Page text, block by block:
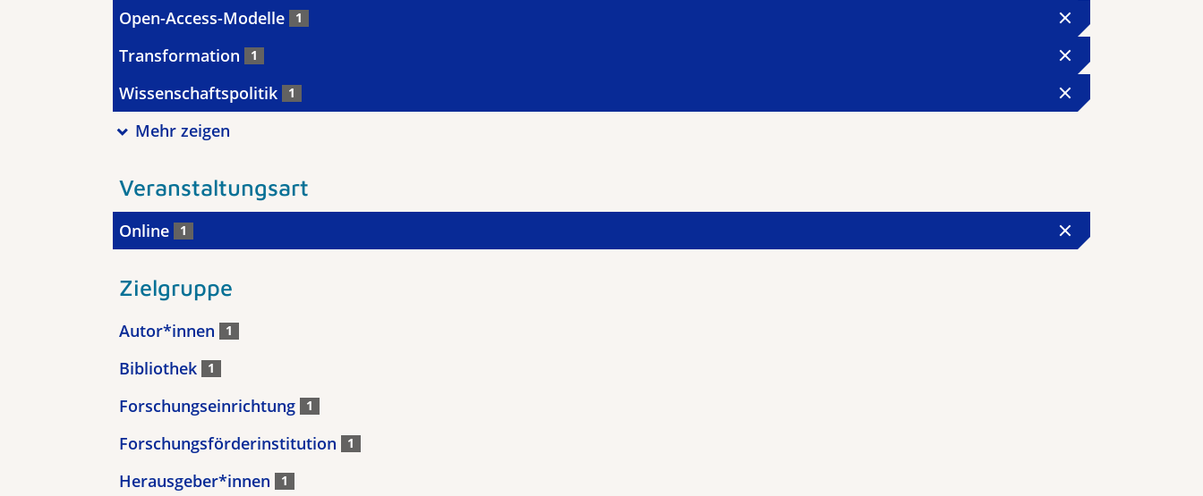
Open-Access-Modelle 1
Transformation 1
Wissenschaftspolitik 1
Mehr zeigen
Veranstaltungsart
Online 1
Zielgruppe
Autor*innen 1
Bibliothek 1
Forschungseinrichtung 1
Forschungsförderinstitution 1
Herausgeber*innen 1